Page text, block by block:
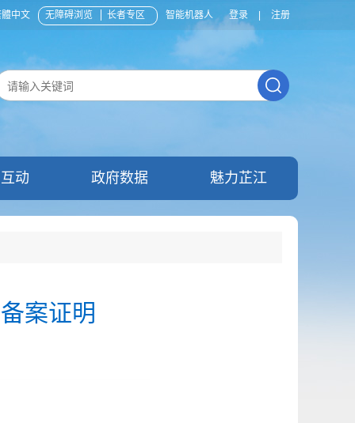
中文 无障碍浏览 长者专区 智能机器人 登录 注册
动 政府数据 魅力芷江
案证明